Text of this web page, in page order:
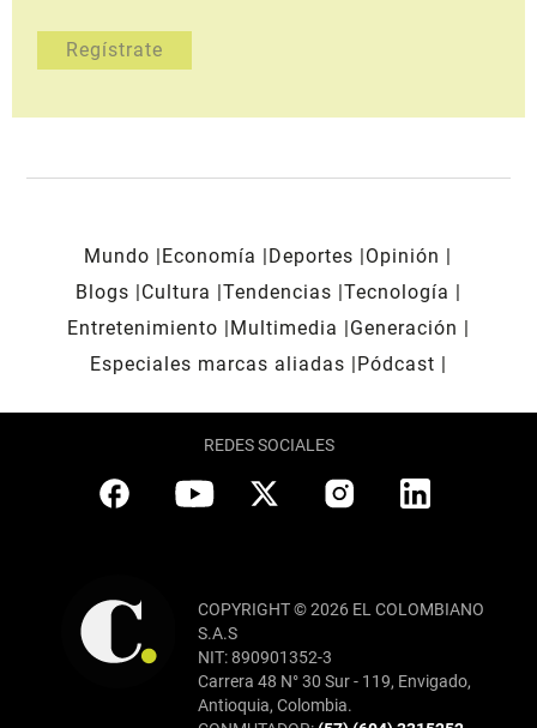
Mundo Economía Deportes
Opinión
Blogs
Cultura Tendencias Tecnología
Entretenimiento
Multimedia
Generación
Especiales marcas aliadas
Pódcast
REDES SOCIALES
COPYRIGHT © 2026 EL COLOMBIANO
S.A.S
NIT: 890901352-3
Carrera 48 N° 30 Sur - 119, Envigado,
Antioquia, Colombia.